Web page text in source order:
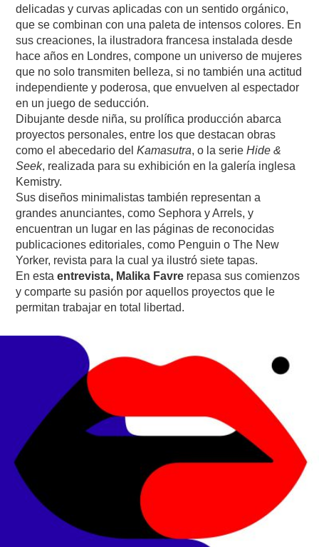
delicadas y curvas aplicadas con un sentido orgánico,
que se combinan con una paleta de intensos colores. En
sus creaciones, la ilustradora francesa instalada desde
hace años en Londres, compone un universo de mujeres
que no solo transmiten belleza, si no también una actitud
independiente y poderosa, que envuelven al espectador
en un juego de seducción.
Dibujante desde niña, su prolífica producción abarca
proyectos personales, entre los que destacan obras
como el abecedario delKamasutra, o la serieHide &
Seek, realizada para su exhibición en la galería inglesa
Kemistry.
Sus diseños minimalistas también representan a
grandes anunciantes, como Sephora y Arrels, y
encuentran un lugar en las páginas de reconocidas
publicaciones editoriales, como Penguin o The New
Yorker, revista para la cual ya ilustró siete tapas.
En esta entrevista, Malika Favre repasa sus comienzos
y comparte su pasión por aquellos proyectos que le
permitan trabajar en total libertad.